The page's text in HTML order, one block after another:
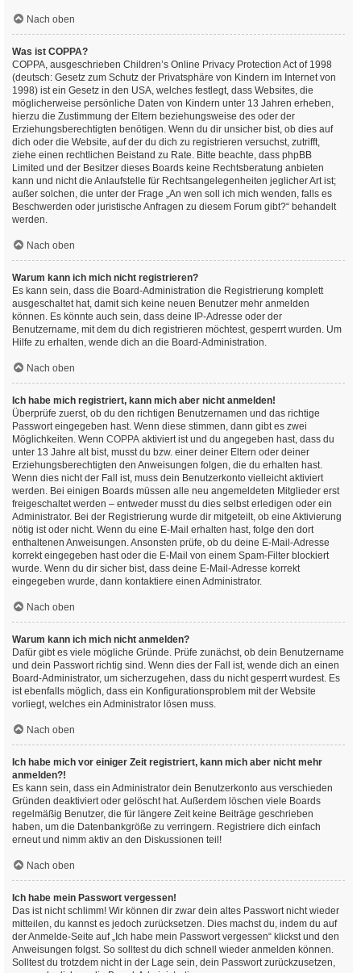
Nach oben
Was ist COPPA?
COPPA, ausgeschrieben Children’s Online Privacy Protection Act of 1998
(deutsch: Gesetz zum Schutz der Privatsphäre von Kindern im Internet von
1998) ist ein Gesetz in den USA, welches festlegt, dass Websites, die
möglicherweise persönliche Daten von Kindern unter 13 Jahren erheben,
hierzu die Zustimmung der Eltern beziehungsweise des oder der
Erziehungsberechtigten benötigen. Wenn du dir unsicher bist, ob dies auf
dich oder die Website, auf der du dich zu registrieren versuchst, zutrifft,
ziehe einen rechtlichen Beistand zu Rate. Bitte beachte, dass phpBB
Limited und der Besitzer dieses Boards keine Rechtsberatung anbieten
kann und nicht die Anlaufstelle für Rechtsangelegenheiten jeglicher Art ist;
außer solchen, die unter der Frage „An wen soll ich mich wenden, falls es
Beschwerden oder juristische Anfragen zu diesem Forum gibt?“ behandelt
werden.
Nach oben
Warum kann ich mich nicht registrieren?
Es kann sein, dass die Board-Administration die Registrierung komplett
ausgeschaltet hat, damit sich keine neuen Benutzer mehr anmelden
können. Es könnte auch sein, dass deine IP-Adresse oder der
Benutzername, mit dem du dich registrieren möchtest, gesperrt wurden. Um
Hilfe zu erhalten, wende dich an die Board-Administration.
Nach oben
Ich habe mich registriert, kann mich aber nicht anmelden!
Überprüfe zuerst, ob du den richtigen Benutzernamen und das richtige
Passwort eingegeben hast. Wenn diese stimmen, dann gibt es zwei
Möglichkeiten. Wenn COPPA aktiviert ist und du angegeben hast, dass du
unter 13 Jahre alt bist, musst du bzw. einer deiner Eltern oder deiner
Erziehungsberechtigten den Anweisungen folgen, die du erhalten hast.
Wenn dies nicht der Fall ist, muss dein Benutzerkonto vielleicht aktiviert
werden. Bei einigen Boards müssen alle neu angemeldeten Mitglieder erst
freigeschaltet werden – entweder musst du dies selbst erledigen oder ein
Administrator. Bei der Registrierung wurde dir mitgeteilt, ob eine Aktivierung
nötig ist oder nicht. Wenn du eine E-Mail erhalten hast, folge den dort
enthaltenen Anweisungen. Ansonsten prüfe, ob du deine E-Mail-Adresse
korrekt eingegeben hast oder die E-Mail von einem Spam-Filter blockiert
wurde. Wenn du dir sicher bist, dass deine E-Mail-Adresse korrekt
eingegeben wurde, dann kontaktiere einen Administrator.
Nach oben
Warum kann ich mich nicht anmelden?
Dafür gibt es viele mögliche Gründe. Prüfe zunächst, ob dein Benutzername
und dein Passwort richtig sind. Wenn dies der Fall ist, wende dich an einen
Board-Administrator, um sicherzugehen, dass du nicht gesperrt wurdest. Es
ist ebenfalls möglich, dass ein Konfigurationsproblem mit der Website
vorliegt, welches ein Administrator lösen muss.
Nach oben
Ich habe mich vor einiger Zeit registriert, kann mich aber nicht mehr
anmelden?!
Es kann sein, dass ein Administrator dein Benutzerkonto aus verschieden
Gründen deaktiviert oder gelöscht hat. Außerdem löschen viele Boards
regelmäßig Benutzer, die für längere Zeit keine Beiträge geschrieben
haben, um die Datenbankgröße zu verringern. Registriere dich einfach
erneut und nimm aktiv an den Diskussionen teil!
Nach oben
Ich habe mein Passwort vergessen!
Das ist nicht schlimm! Wir können dir zwar dein altes Passwort nicht wieder
mitteilen, du kannst es jedoch zurücksetzen. Dies machst du, indem du auf
der Anmelde-Seite auf „Ich habe mein Passwort vergessen“ klickst und den
Anweisungen folgst. So solltest du dich schnell wieder anmelden können.
Solltest du trotzdem nicht in der Lage sein, dein Passwort zurückzusetzen,